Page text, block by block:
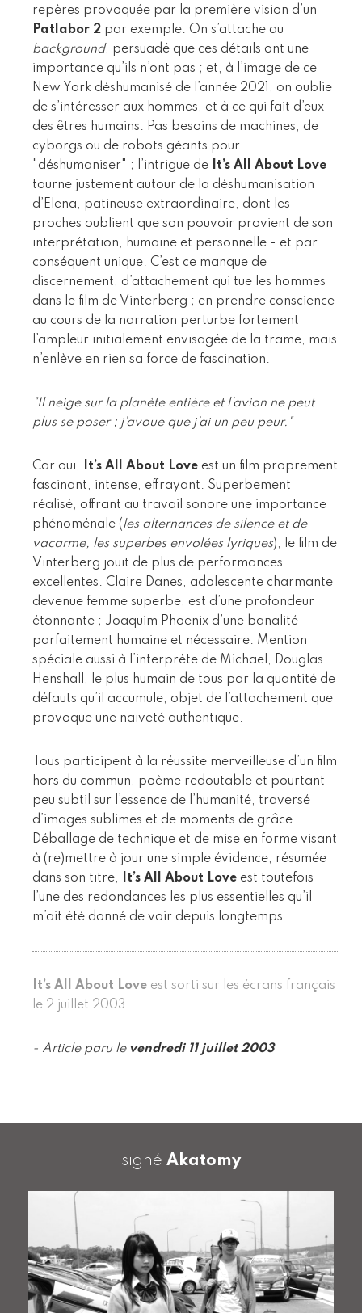
repères provoquée par la première vision d’un
Patlabor 2 par exemple. On s’attache au
background, persuadé que ces détails ont une
importance qu’ils n’ont pas ; et, à l’image de ce
New York déshumanisé de l’année 2021, on oublie
de s’intéresser aux hommes, et à ce qui fait d’eux
des êtres humains. Pas besoins de machines, de
cyborgs ou de robots géants pour
"déshumaniser" ; l’intrigue de
It’s All About Love
tourne justement autour de la déshumanisation
d’Elena, patineuse extraordinaire, dont les
proches oublient que son pouvoir provient de son
interprétation, humaine et personnelle - et par
conséquent unique. C’est ce manque de
discernement, d’attachement qui tue les hommes
dans le film de Vinterberg ; en prendre conscience
au cours de la narration perturbe fortement
l’ampleur initialement envisagée de la trame, mais
n’enlève en rien sa force de fascination.
"Il neige sur la planète entière et l’avion ne peut
plus se poser ; j’avoue que j’ai un peu peur."
Car oui, It’s All About Love est un film proprement
fascinant, intense, effrayant. Superbement
réalisé, offrant au travail sonore une importance
phénoménale (les alternances de silence et de
vacarme, les superbes envolées lyriques), le film de
Vinterberg jouit de plus de performances
excellentes. Claire Danes, adolescente charmante
devenue femme superbe, est d’une profondeur
étonnante ; Joaquim Phoenix d’une banalité
parfaitement humaine et nécessaire. Mention
spéciale aussi à l’interprète de Michael, Douglas
Henshall, le plus humain de tous par la quantité de
défauts qu’il accumule, objet de l’attachement que
provoque une naïveté authentique.
Tous participent à la réussite merveilleuse d’un film
hors du commun, poème redoutable et pourtant
peu subtil sur l’essence de l’humanité, traversé
d’images sublimes et de moments de grâce.
Déballage de technique et de mise en forme visant
à (re)mettre à jour une simple évidence, résumée
dans son titre,
It’s All About Love est toutefois
l’une des redondances les plus essentielles qu’il
m’ait été donné de voir depuis longtemps.
It’s All About Love est sorti sur les écrans français
le 2 juillet 2003.
- Article paru le vendredi 11 juillet 2003
signé Akatomy